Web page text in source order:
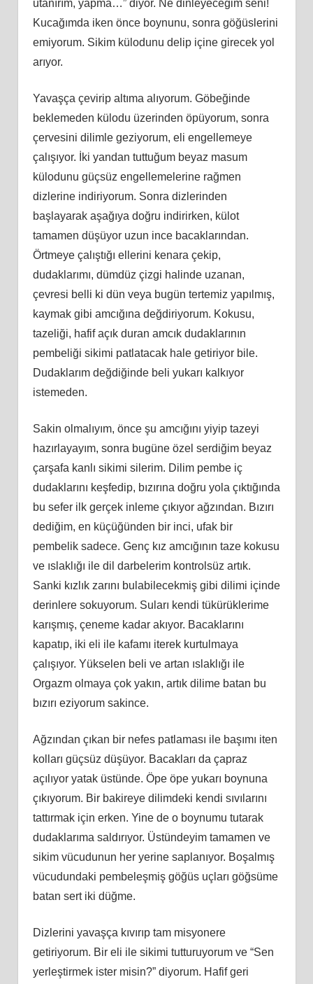
utanırım, yapma…” diyor. Ne dinleyeceğim seni!
Kucağımda iken önce boynunu, sonra göğüslerini
emiyorum. Sikim külodunu delip içine girecek yol
arıyor.
Yavaşça çevirip altıma alıyorum. Göbeğinde
beklemeden külodu üzerinden öpüyorum, sonra
çervesini dilimle geziyorum, eli engellemeye
çalışıyor. İki yandan tuttuğum beyaz masum
külodunu güçsüz engellemelerine rağmen
dizlerine indiriyorum. Sonra dizlerinden
başlayarak aşağıya doğru indirirken, külot
tamamen düşüyor uzun ince bacaklarından.
Örtmeye çalıştığı ellerini kenara çekip,
dudaklarımı, dümdüz çizgi halinde uzanan,
çevresi belli ki dün veya bugün tertemiz yapılmış,
kaymak gibi amcığına değdiriyorum. Kokusu,
tazeliği, hafif açık duran amcık dudaklarının
pembeliği sikimi patlatacak hale getiriyor bile.
Dudaklarım değdiğinde beli yukarı kalkıyor
istemeden.
Sakin olmalıyım, önce şu amcığını yiyip tazeyi
hazırlayayım, sonra bugüne özel serdiğim beyaz
çarşafa kanlı sikimi silerim. Dilim pembe iç
dudaklarını keşfedip, bızırına doğru yola çıktığında
bu sefer ilk gerçek inleme çıkıyor ağzından. Bızırı
dediğim, en küçüğünden bir inci, ufak bir
pembelik sadece. Genç kız amcığının taze kokusu
ve ıslaklığı ile dil darbelerim kontrolsüz artık.
Sanki kızlık zarını bulabilecekmiş gibi dilimi içinde
derinlere sokuyorum. Suları kendi tükürüklerime
karışmış, çeneme kadar akıyor. Bacaklarını
kapatıp, iki eli ile kafamı iterek kurtulmaya
çalışıyor. Yükselen beli ve artan ıslaklığı ile
Orgazm olmaya çok yakın, artık dilime batan bu
bızırı eziyorum sakince.
Ağzından çıkan bir nefes patlaması ile başımı iten
kolları güçsüz düşüyor. Bacakları da çapraz
açılıyor yatak üstünde. Öpe öpe yukarı boynuna
çıkıyorum. Bir bakireye dilimdeki kendi sıvılarını
tattırmak için erken. Yine de o boynumu tutarak
dudaklarıma saldırıyor. Üstündeyim tamamen ve
sikim vücudunun her yerine saplanıyor. Boşalmış
vücudundaki pembeleşmiş göğüs uçları göğsüme
batan sert iki düğme.
Dizlerini yavaşça kıvırıp tam misyonere
getiriyorum. Bir eli ile sikimi tutturuyorum ve “Sen
yerleştirmek ister misin?” diyorum. Hafif geri